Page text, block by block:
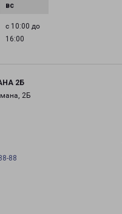
с 10:00 до
16:00
2Б
2Б
88